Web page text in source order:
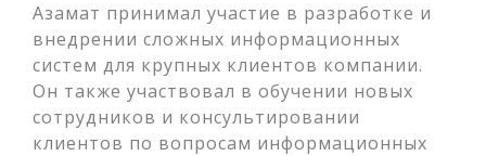
Азамат принимал участие в разработке и
внедрении сложных информационных
систем для крупных клиентов компании.
Он также участвовал в обучении новых
сотрудников и консультировании
клиентов по вопросам информационных